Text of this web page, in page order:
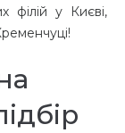
філій у Києві,